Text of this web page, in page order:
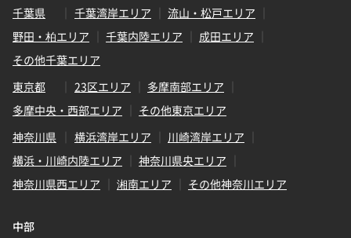
千葉県
千葉湾岸エリア
流山・松戸エリア
野田・柏エリア
千葉内陸エリア
成田エリア
その他千葉エリア
東京都
23区エリア
多摩南部エリア
多摩中央・西部エリア
その他東京エリア
神奈川県
横浜湾岸エリア
川崎湾岸エリア
横浜・川崎内陸エリア
神奈川県央エリア
神奈川県西エリア
湘南エリア その他神奈川エリア
中部